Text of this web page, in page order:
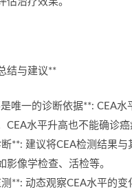
结与建议**
唯一的诊断依据**: CEA水
CEA水平升高也不能确诊癌
**: 建议将CEA检测结果与
影像学检查、活检等。
**: 动态观察CEA水平的变